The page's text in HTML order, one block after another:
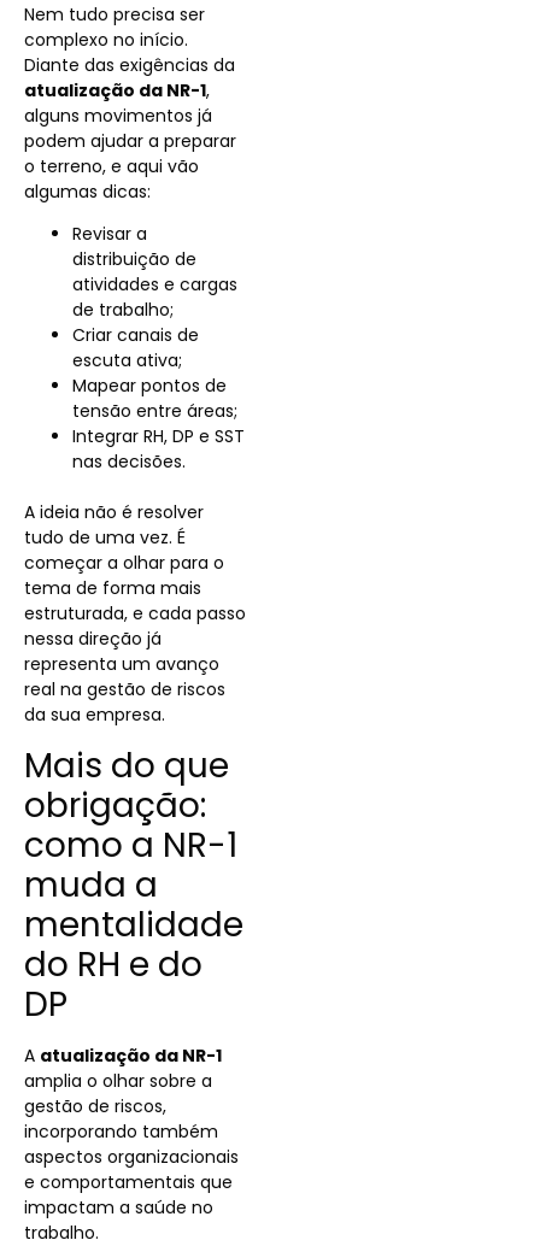
Nem tudo precisa ser
complexo no início.
Diante das exigências da
atualização da NR-1,
alguns movimentos já
podem ajudar a preparar
o terreno, e aqui vão
algumas dicas:
Revisar a
distribuição de
atividades e cargas
de trabalho;
Criar canais de
escuta ativa;
Mapear pontos de
tensão entre áreas;
Integrar RH, DP e SST
nas decisões.
A ideia não é resolver
tudo de uma vez. É
começar a olhar para o
tema de forma mais
estruturada, e cada passo
nessa direção já
representa um avanço
real na gestão de riscos
da sua empresa.
Mais do que
obrigação:
como a NR-1
muda a
mentalidade
do RH e do
DP
A atualização da NR-1
amplia o olhar sobre a
gestão de riscos,
incorporando também
aspectos organizacionais
e comportamentais que
impactam a saúde no
trabalho.